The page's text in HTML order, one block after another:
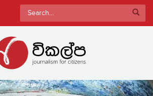
Search
for: